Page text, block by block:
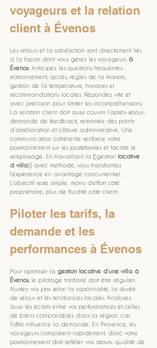
voyageurs et la relation
client à Évenos
Les retours et la satisfaction sont directement liés
à la façon dont vous gérez les voyageurs à
Évenos. Anticipez les questions fréquentes:
stationnement, accès, règles de la maison,
gestion de la température, horaires et
recommandations locales. Répondez vite et
avec précision pour limiter les incompréhensions.
La relation client doit aussi couvrir l’après-séjour:
demande de feedback, remontée des points
d’amélioration et clôture administrative. Une
communication cohérente renforce votre
positionnement sur les plateformes et facilite le
remplissage. En travaillant la [[gestion locative
d villa]] avec méthode, vous transformez
l’expérience en avantage concurrentiel.
L’objectif reste simple: moins d’effort côté
propriétaire, plus de fluidité côté client.
Piloter les tarifs, la
demande et les
performances à Évenos
Pour optimiser la gestion locative d’une villa à
Évenos, le pilotage tarifaire doit être régulier.
Ajustez vos prix selon la saisonnalité, la durée
de séjour et les tendances locales. Analysez
aussi les écarts entre vos performances et celles
de biens comparables dans la région, car
l’offre influence la demande. En Provence, les
voyageurs comparent rapidement, donc votre
positionnement doit refléter vos atouts: qualité de